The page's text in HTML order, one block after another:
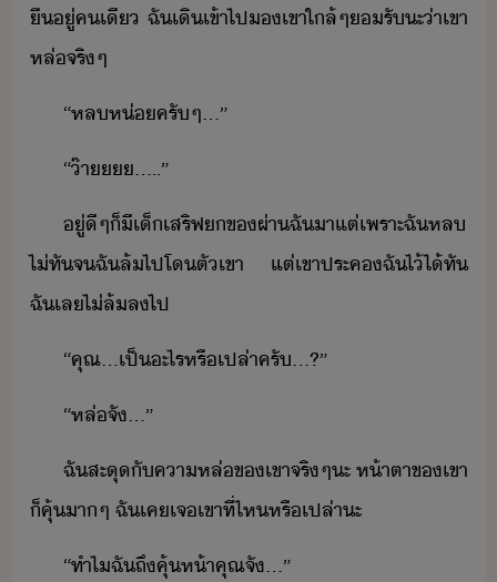
ื​ู่​คเี​ ​ฉั​เิ​เข้าไป​​เขา​ใล้​ๆ​รั​ะ​่า​เขา​
หล่​จริๆ​
“​หล​ห่​ครั​ๆ​...​”
“​๊า​.​....​”
ู่ีๆ​็​ี​เ็​เส​ริฟ​​ข​ผ่า​ฉั​า​แต่​เพราะ​ฉั​หล​
ไ่ทั​จ​ฉั​ล้​ไป​โ​ตั​เขา​ ​แต่​เขา​ประค​ฉั​ไ้​ไ้​ทั​
ฉั​เล​ไ่​ล้​ล​ไป​
“​คุณ​...​เป็​ะไร​หรืเปล่า​ครั​...?​”
“​หล่​จั​...​”
ฉั​สะุ​ั​คา​หล่​ข​เขา​จริๆ​ะ​ ​ห้าตา​ข​เขา​
็​คุ้​า​ๆ​ ​ฉั​เค​เจ​เขา​ที่ไห​หรืเปล่า​ะ​
“​ทำไ​ฉั​ถึ​คุ้ห้า​คุณ​จั​...​”